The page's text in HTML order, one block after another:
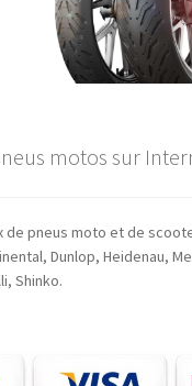
motos sur
de pneus moto et de
Dunlop, Heidenau,
Shinko.